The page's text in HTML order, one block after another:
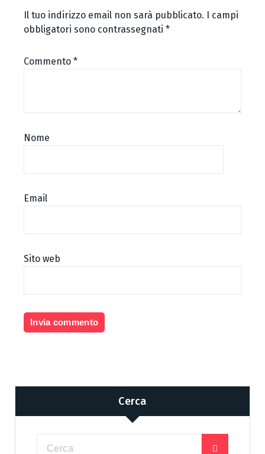
Il tuo indirizzo email non sarà pubblicato. I campi
obbligatori sono contrassegnati *
Commento *
Nome
Email
Sito web
Cerca